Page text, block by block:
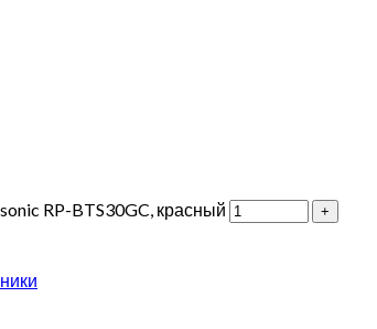
RP-BTS30GC, красный